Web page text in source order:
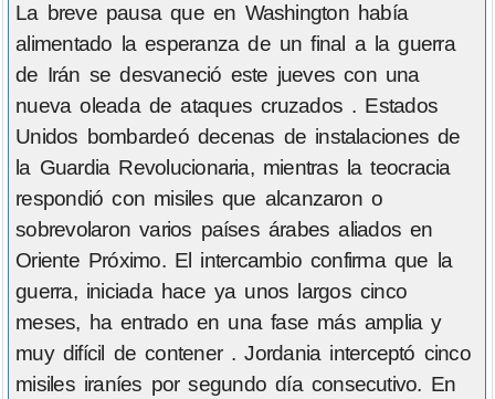
La breve pausa que en Washington había
alimentado la esperanza de un final a la guerra
de Irán se desvaneció este jueves con una
nueva oleada de ataques cruzados . Estados
Unidos bombardeó decenas de instalaciones de
la Guardia Revolucionaria, mientras la teocracia
respondió con misiles que alcanzaron o
sobrevolaron varios países árabes aliados en
Oriente Próximo. El intercambio confirma que la
guerra, iniciada hace ya unos largos cinco
meses, ha entrado en una fase más amplia y
muy difícil de contener . Jordania interceptó cinco
misiles iraníes por segundo día consecutivo. En